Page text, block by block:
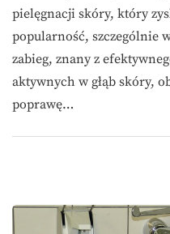
pielęgnacji skóry, który
popularność, szczególnie
zabieg, znany z
aktywnych w głąb skóry,
poprawę…